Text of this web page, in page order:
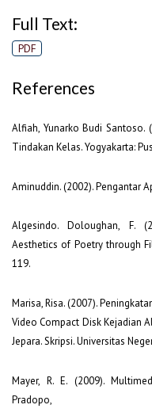
Full Text:
PDF
References
Alfiah, Yunarko Budi Santoso.
Tindakan Kelas. Yogyakarta:
Aminuddin. (2002). Pengantar
Algesindo. Doloughan, F.
Aesthetics of Poetry through
119.
Marisa, Risa. (2007).
Video Compact Disk Kejadian
Jepara. Skripsi. Universitas
Mayer, R. E. (2009).
Pradopo,